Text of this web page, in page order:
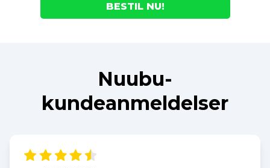
BESTIL NU!
Nuubu-
kundeanmeldelser